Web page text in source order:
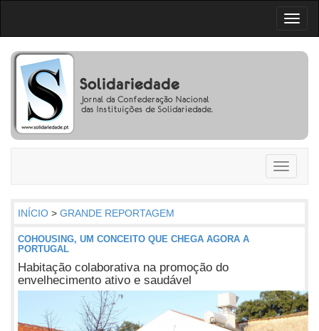
Toggle
INÍCIO > GRANDE REPORTAGEM
COHOUSING, UM CONCEITO QUE CHEGA AGORA A
PORTUGAL
Habitação colaborativa na promoção do
envelhecimento ativo e saudável